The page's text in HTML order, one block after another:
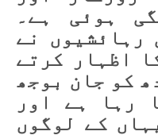
ہوئی ہے۔
رہائشیوں نے
اظہار کرتے
کو جان بوجھ
رہا ہے اور
کے لوگوں